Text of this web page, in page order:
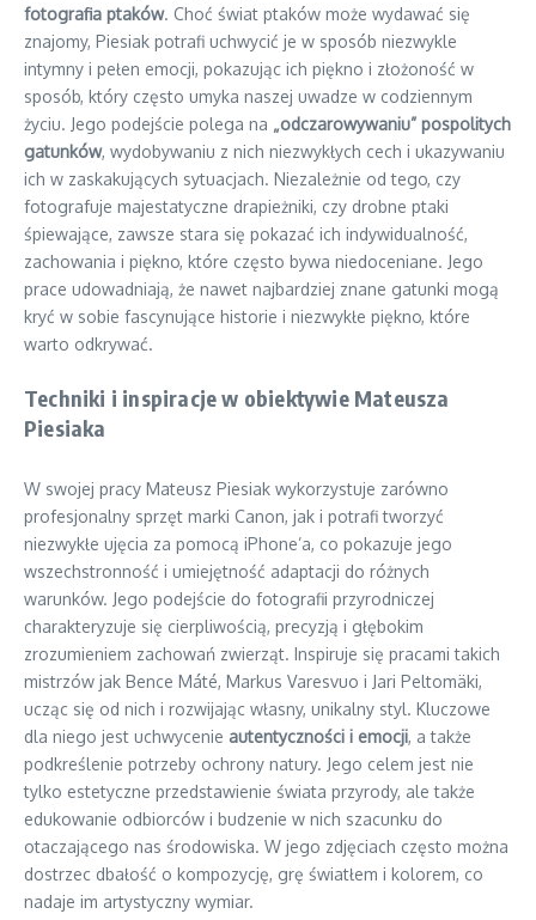
fotografia ptaków. Choć świat ptaków może wydawać się
znajomy, Piesiak potrafi uchwycić je w sposób niezwykle
intymny i pełen emocji, pokazując ich piękno i złożoność w
sposób, który często umyka naszej uwadze w codziennym
życiu. Jego podejście polega na „odczarowywaniu” pospolitych
gatunków, wydobywaniu z nich niezwykłych cech i ukazywaniu
ich w zaskakujących sytuacjach. Niezależnie od tego, czy
fotografuje majestatyczne drapieżniki, czy drobne ptaki
śpiewające, zawsze stara się pokazać ich indywidualność,
zachowania i piękno, które często bywa niedoceniane. Jego
prace udowadniają, że nawet najbardziej znane gatunki mogą
kryć w sobie fascynujące historie i niezwykłe piękno, które
warto odkrywać.
Techniki i inspiracje w obiektywie Mateusza
Piesiaka
W swojej pracy Mateusz Piesiak wykorzystuje zarówno
profesjonalny sprzęt marki Canon, jak i potrafi tworzyć
niezwykłe ujęcia za pomocą iPhone’a, co pokazuje jego
wszechstronność i umiejętność adaptacji do różnych
warunków. Jego podejście do fotografii przyrodniczej
charakteryzuje się cierpliwością, precyzją i głębokim
zrozumieniem zachowań zwierząt. Inspiruje się pracami takich
mistrzów jak Bence Máté, Markus Varesvuo i Jari Peltomäki,
ucząc się od nich i rozwijając własny, unikalny styl. Kluczowe
dla niego jest uchwycenie autentyczności i emocji, a także
podkreślenie potrzeby ochrony natury. Jego celem jest nie
tylko estetyczne przedstawienie świata przyrody, ale także
edukowanie odbiorców i budzenie w nich szacunku do
otaczającego nas środowiska. W jego zdjęciach często można
dostrzec dbałość o kompozycję, grę światłem i kolorem, co
nadaje im artystyczny wymiar.